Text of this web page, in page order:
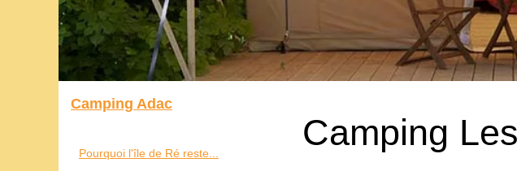
Camping
Camping Adac
Pourquoi l'île de Ré reste...